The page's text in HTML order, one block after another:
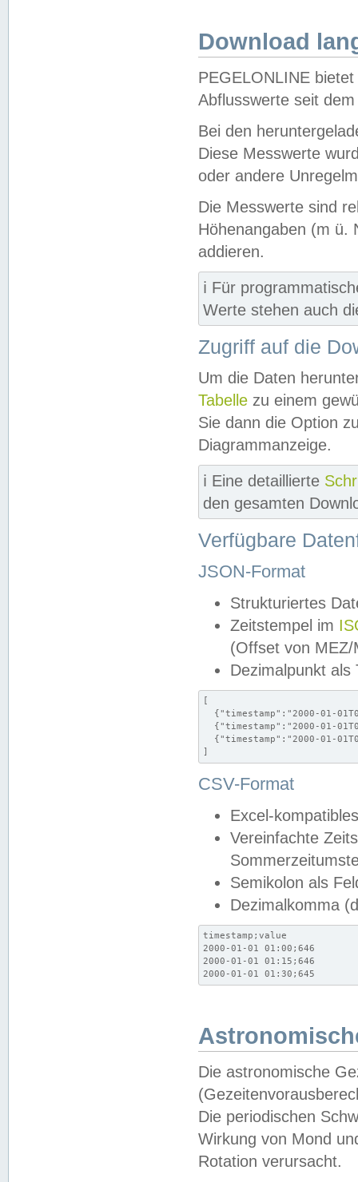
Download
PEGELONLINE
Abflusswerte seit
Bei den
Diese Messwerte
oder andere
Die Messwerte sind
Höhenangaben (m ü.
addieren.
ℹ️ Für
Werte stehen auch
Zugriff auf die
Um die Daten
Tabelle zu einem
Sie dann die Option
Diagrammanzeige.
ℹ️ Eine detaillierte
den gesamten
Verfügbare
JSON-Format
Strukturiertes
Zeitstempel im
(Offset von MEZ/
Dezimalpunkt als
[
{"timestamp":"2000-01-
{"timestamp":"2000-01-
{"timestamp":"2000-01-
]
CSV-Format
Excel-
Vereinfachte
Semikolon als
Dezimalkomma
timestamp;value
2000-01-01 01:00;646
2000-01-01 01:15;646
2000-01-01 01:30;645
Die astronomische
Die periodischen
Wirkung von Mond
Rotation verursacht.